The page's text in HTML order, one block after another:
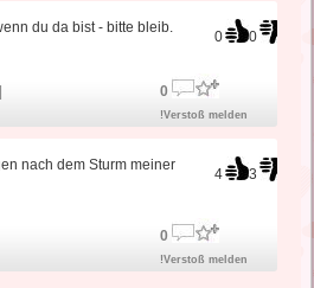
0 0
du da bist - bitte bleib.
0
!Verstoß melden
4 3
nach dem Sturm meiner
0
!Verstoß melden